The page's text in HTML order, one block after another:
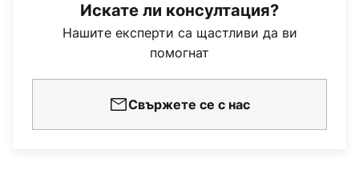
Искате ли консултация?
Нашите експерти са щастливи да ви
помогнат
Свържете се с нас